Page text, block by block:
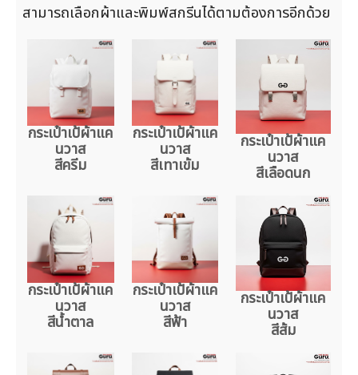
สามารถเลือกผ้าและพิมพ์สกรีนได้ตามต้องการอีกด้วย
กระเป๋าเป้ผ้าแค
นวาส
สีครีม
กระเป๋าเป้ผ้าแค
นวาส
สีเทาเข้ม
กระเป๋าเป้ผ้าแค
นวาส
สีเลือดนก
กระเป๋าเป้ผ้าแค
นวาส
สีน้ำตาล
กระเป๋าเป้ผ้าแค
นวาส
สีฟ้า
กระเป๋าเป้ผ้าแค
นวาส
สีส้ม